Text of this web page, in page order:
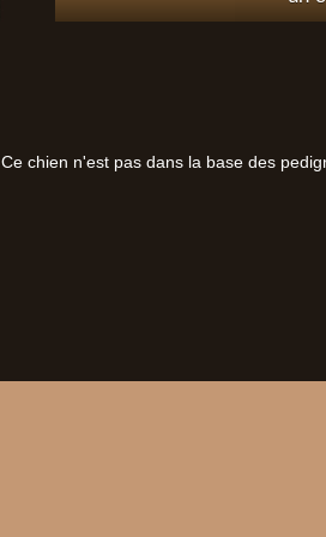
Ce chien n'est pas dans la base des